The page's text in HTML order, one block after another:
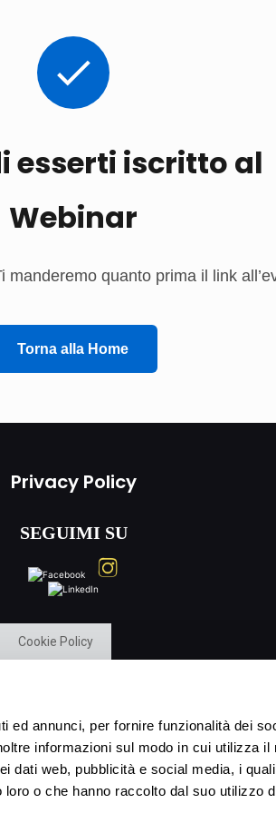
ed annunci, per fornire funzionalità dei
informazioni sul modo in cui utilizza il
dati web, pubblicità e social media, i
o che hanno raccolto dal suo utilizzo
esserti iscritto al
Webinar
manderemo quanto prima il link
Torna alla Home
Privacy Policy
SEGUIMI SU
Cookie Policy